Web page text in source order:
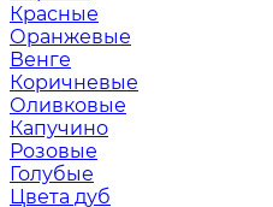
Красные
Оранжевые
Венге
Коричневые
Оливковые
Капучино
Розовые
Голубые
Цвета дуб